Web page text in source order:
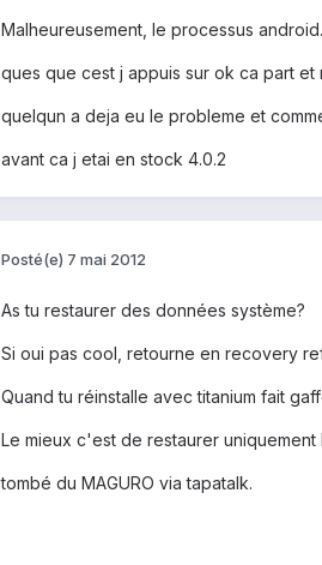
Malheureusement, le processus
ques que cest j appuis sur ok ca part et
quelqun a deja eu le probleme et
avant ca j etai en stock 4.0.2
Posté(e) 7 mai 2012
As tu restaurer des données système?
Si oui pas cool, retourne en recovery
Quand tu réinstalle avec titanium fait
Le mieux c'est de restaurer
tombé du MAGURO via tapatalk.